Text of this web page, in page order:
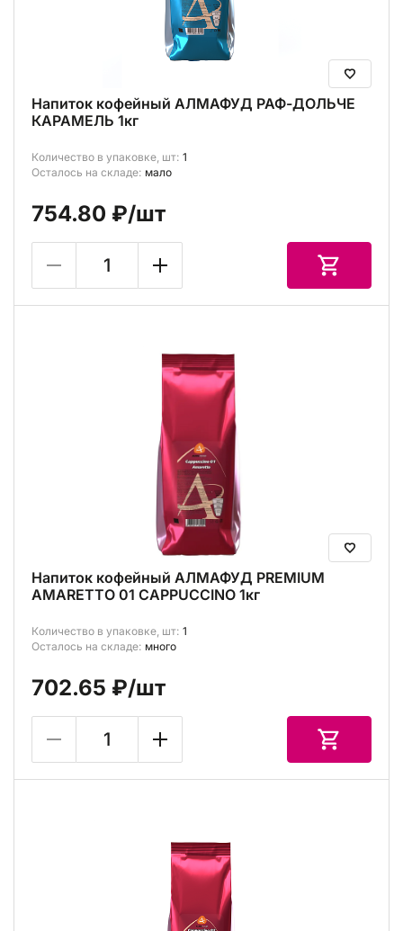
Напиток кофейный АЛМАФУД РАФ-ДОЛЬЧЕ
КАРАМЕЛЬ 1кг
Количество в упаковке, шт: 1
Осталось на складе: мало
754.80 ₽/шт
Напиток кофейный АЛМАФУД PREMIUM
AMARETTO 01 CAPPUCCINO 1кг
Количество в упаковке, шт: 1
Осталось на складе: много
702.65 ₽/шт